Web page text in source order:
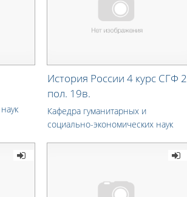
История России 4 курс СГФ 2
пол. 19в.
Кафедра гуманитарных и
социально-экономических наук